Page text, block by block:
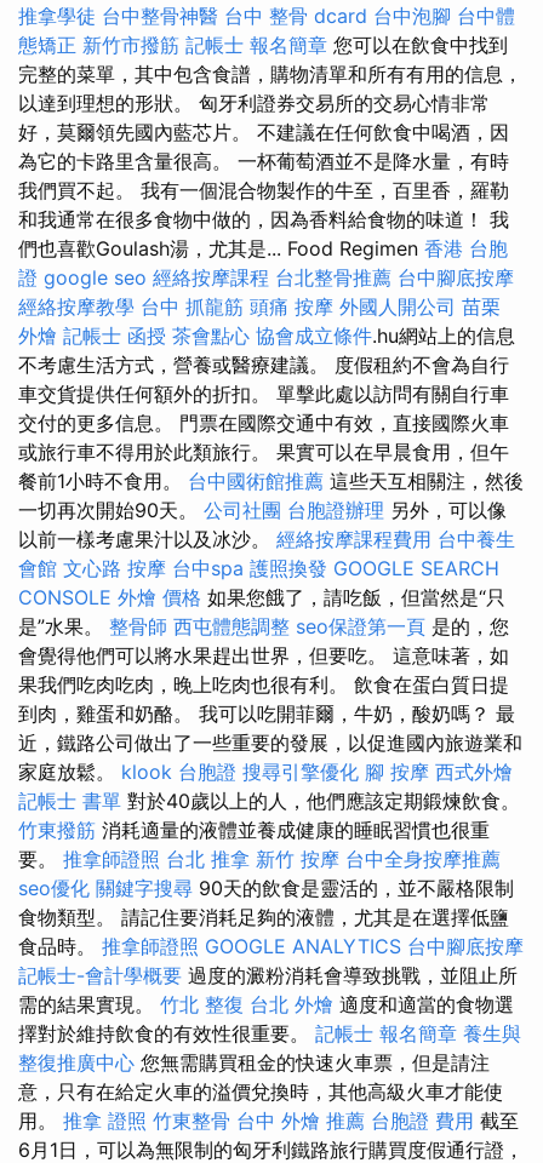
推拿學徒 台中整骨神醫 台中 整骨 dcard 台中泡腳 台中體
態矯正 新竹市撥筋 記帳士 報名簡章 您可以在飲食中找到
完整的菜單，其中包含食譜，購物清單和所有有用的信息，
以達到理想的形狀。 匈牙利證券交易所的交易心情非常
好，莫爾領先國內藍芯片。 不建議在任何飲食中喝酒，因
為它的卡路里含量很高。 一杯葡萄酒並不是降水量，有時
我們買不起。 我有一個混合物製作的牛至，百里香，羅勒
和我通常在很多食物中做的，因為香料給食物的味道！ 我
們也喜歡Goulash湯，尤其是... Food Regimen 香港 台胞
證 google seo 經絡按摩課程 台北整骨推薦 台中腳底按摩
經絡按摩教學 台中 抓龍筋 頭痛 按摩 外國人開公司 苗栗
外燴 記帳士 函授 茶會點心 協會成立條件.hu網站上的信息
不考慮生活方式，營養或醫療建議。 度假租約不會為自行
車交貨提供任何額外的折扣。 單擊此處以訪問有關自行車
交付的更多信息。 門票在國際交通中有效，直接國際火車
或旅行車不得用於此類旅行。 果實可以在早晨食用，但午
餐前1小時不食用。 台中國術館推薦 這些天互相關注，然後
一切再次開始90天。 公司社團 台胞證辦理 另外，可以像
以前一樣考慮果汁以及冰沙。 經絡按摩課程費用 台中養生
會館 文心路 按摩 台中spa 護照換發 GOOGLE SEARCH
CONSOLE 外燴 價格 如果您餓了，請吃飯，但當然是“只
是”水果。 整骨師 西屯體態調整 seo保證第一頁 是的，您
會覺得他們可以將水果趕出世界，但要吃。 這意味著，如
果我們吃肉吃肉，晚上吃肉也很有利。 飲食在蛋白質日提
到肉，雞蛋和奶酪。 我可以吃開菲爾，牛奶，酸奶嗎？ 最
近，鐵路公司做出了一些重要的發展，以促進國內旅遊業和
家庭放鬆。 klook 台胞證 搜尋引擎優化 腳 按摩 西式外燴
記帳士 書單 對於40歲以上的人，他們應該定期鍛煉飲食。
竹東撥筋 消耗適量的液體並養成健康的睡眠習慣也很重
要。 推拿師證照 台北 推拿 新竹 按摩 台中全身按摩推薦
seo優化 關鍵字搜尋 90天的飲食是靈活的，並不嚴格限制
食物類型。 請記住要消耗足夠的液體，尤其是在選擇低鹽
食品時。 推拿師證照 GOOGLE ANALYTICS 台中腳底按摩
記帳士-會計學概要 過度的澱粉消耗會導致挑戰，並阻止所
需的結果實現。 竹北 整復 台北 外燴 適度和適當的食物選
擇對於維持飲食的有效性很重要。 記帳士 報名簡章 養生與
整復推廣中心 您無需購買租金的快速火車票，但是請注
意，只有在給定火車的溢價兌換時，其他高級火車才能使
用。 推拿 證照 竹東整骨 台中 外燴 推薦 台胞證 費用 截至
6月1日，可以為無限制的匈牙利鐵路旅行購買度假通行證，